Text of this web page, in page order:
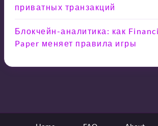
приватных транзакций
Блокчейн-аналитика: как
Paper меняет правила игры